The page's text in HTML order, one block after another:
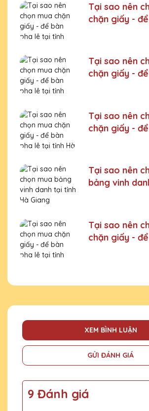
Tại sao nên
chặn giấy -
Tại sao nên
chặn giấy -
Tại sao nên
chặn giấy -
Tại sao nên
bảng vinh
Tại sao nên
chặn giấy -
XEM BÌNH LUẬN
GỬI ĐÁNH GIÁ
9 Đánh giá